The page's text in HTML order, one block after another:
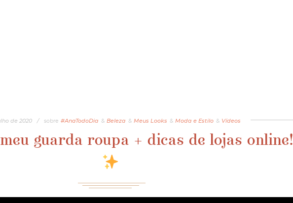
de 2020 / sobre #AnaTodoDia & Beleza & Meus Looks & Moda e Estilo & Vídeos
guarda roupa + dicas de lojas online!